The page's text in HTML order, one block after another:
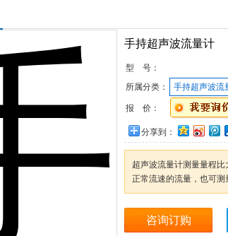
手持超声波流量计
型 号：
所属分类：
手持超声波流
报 价：
分享到：
超声波流量计测量量程
正常流速的流量，也可
咨询订购